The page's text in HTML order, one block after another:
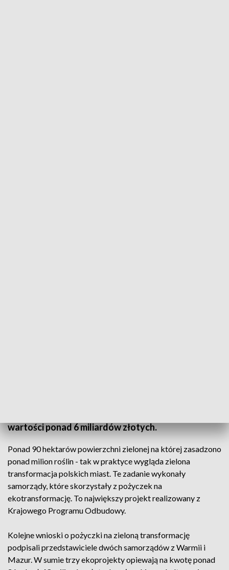
wartości ponad 6 miliardów złotych.
Ponad 90 hektarów powierzchni zielonej na której zasadzono
ponad milion roślin - tak w praktyce wygląda zielona
transformacja polskich miast. Te zadanie wykonały
samorządy, które skorzystały z pożyczek na
ekotransformację. To największy projekt realizowany z
Krajowego Programu Odbudowy.
Kolejne wnioski o pożyczki na zieloną transformację
podpisali przedstawiciele dwóch samorządów z Warmii i
Mazur. W sumie trzy ekoprojekty opiewają na kwotę ponad